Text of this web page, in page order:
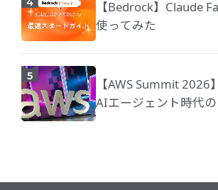
【Bedrock】Claude
使ってみた
【AWS Summit
AIエージェント時代